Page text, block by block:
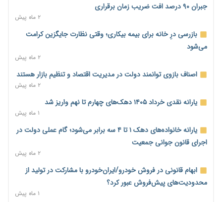
اطمینان وزیر جهاد از تأمین کالاهای اساسی؛ «نگران نباشید»
۲ ساعت پیش
پیام‌رسان‌های ایرانی در مسیر ورود به بورس؛ عرضه اولیه یک
۳ ساعت پیش
هشدار درباره کاهش عرضه مسکن اجاره‌ای؛ دولت واحدهای خود را
وارد بازار کند
رسانه تخصصی باید مطالبه‌گری، دقت و استقلال را سرلوحه کار خود
قرار دهد
احراز صلاحیت ۱۹۴۱ مدیر در شرکت‌های وزارت کار انجام نشده است؛
شایسته‌سالاری زیر فشار؟
جبران ۹۰ درصد افت ضریب زمان برقراری
۲ ماه پیش
بازرسی درِ خانه برای بیمه بیکاری؛ وقتی نظارت جایگزین کرامت
می‌شود
۲ ماه پیش
اصناف بازوی توانمند دولت در مدیریت اقتصاد و تنظیم بازار هستند
۲ ماه پیش
یارانه نقدی خرداد ۱۴۰۵ دهک‌های چهارم تا نهم واریز شد
۱ ماه پیش
یارانه خانواده‌های دهک ۱ تا ۴ سه برابر می‌شود؛ گام عملی دولت در
اجرای قانون جوانی جمعیت
۲ ماه پیش
ابهام قانونی در فروش خودرو/ایران‌خودرو با مشارکت در تولید از
محدودیت‌های پیش‌فروش عبور کرد؟
۱ ماه پیش